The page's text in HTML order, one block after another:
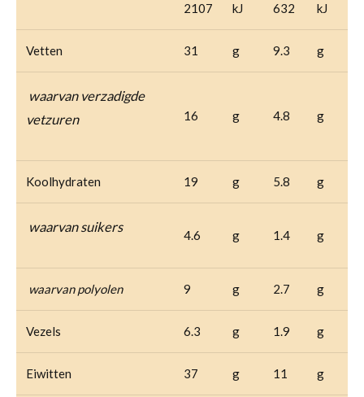
2107 kJ 632 kJ
Vetten 31 g 9.3 g
waarvan verzadigde
vetzuren
16 g 4.8 g
Koolhydraten 19 g 5.8 g
waarvan suikers 4.6 g 1.4 g
waarvan polyolen 9 g 2.7 g
Vezels 6.3 g 1.9 g
Eiwitten 37 g 11 g